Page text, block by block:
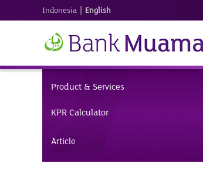
Indonesia | English
Product & Services
KPR Calculator
Article